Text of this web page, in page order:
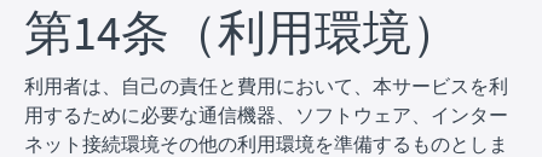
第14条（利用環境）
利用者は、自己の責任と費用において、本サービスを利
用するために必要な通信機器、ソフトウェア、インター
ネット接続環境その他の利用環境を準備するものとしま